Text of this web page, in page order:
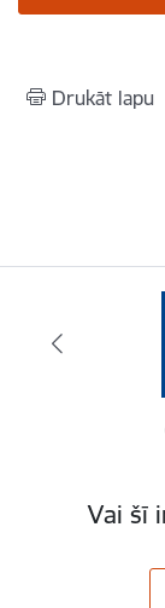
Drukāt lapu
Vai šī